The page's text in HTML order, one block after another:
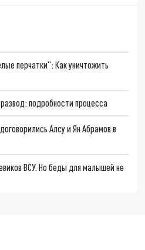
перчатки": Как уничтожить
подробности процесса
Алсу и Ян Абрамов в
ВСУ. Но беды для малышей не